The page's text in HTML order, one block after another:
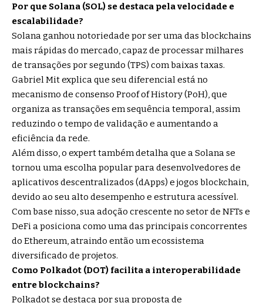
Por que Solana (SOL) se destaca pela velocidade e
escalabilidade?
Solana ganhou notoriedade por ser uma das blockchains
mais rápidas do mercado, capaz de processar milhares
de transações por segundo (TPS) com baixas taxas.
Gabriel Mit explica que seu diferencial está no
mecanismo de consenso Proof of History (PoH), que
organiza as transações em sequência temporal, assim
reduzindo o tempo de validação e aumentando a
eficiência da rede.
Além disso, o expert também detalha que a Solana se
tornou uma escolha popular para desenvolvedores de
aplicativos descentralizados (dApps) e jogos blockchain,
devido ao seu alto desempenho e estrutura acessível.
Com base nisso, sua adoção crescente no setor de NFTs e
DeFi a posiciona como uma das principais concorrentes
do Ethereum, atraindo então um ecossistema
diversificado de projetos.
Como Polkadot (DOT) facilita a interoperabilidade
entre blockchains?
Polkadot se destaca por sua proposta de